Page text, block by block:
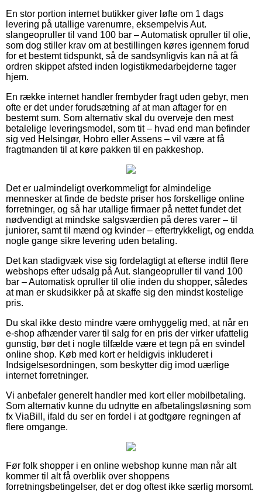
En stor portion internet butikker giver løfte om 1 dags
levering på utallige varenumre, eksempelvis Aut.
slangeopruller til vand 100 bar – Automatisk opruller til olie,
som dog stiller krav om at bestillingen køres igennem forud
for et bestemt tidspunkt, så de sandsynligvis kan nå at få
ordren skippet afsted inden logistikmedarbejderne tager
hjem.
En række internet handler frembyder fragt uden gebyr, men
ofte er det under forudsætning af at man aftager for en
bestemt sum. Som alternativ skal du overveje den mest
betalelige leveringsmodel, som tit – hvad end man befinder
sig ved Helsingør, Hobro eller Assens – vil være at få
fragtmanden til at køre pakken til en pakkeshop.
Det er ualmindeligt overkommeligt for almindelige
mennesker at finde de bedste priser hos forskellige online
forretninger, og så har utallige firmaer på nettet fundet det
nødvendigt at mindske salgsværdien på deres varer – til
juniorer, samt til mænd og kvinder – eftertrykkeligt, og endda
nogle gange sikre levering uden betaling.
Det kan stadigvæk vise sig fordelagtigt at efterse indtil flere
webshops efter udsalg på Aut. slangeopruller til vand 100
bar – Automatisk opruller til olie inden du shopper, således
at man er skudsikker på at skaffe sig den mindst kostelige
pris.
Du skal ikke desto mindre være omhyggelig med, at når en
e-shop afhænder varer til salg for en pris der virker ufattelig
gunstig, bør det i nogle tilfælde være et tegn på en svindel
online shop. Køb med kort er heldigvis inkluderet i
Indsigelsesordningen, som beskytter dig imod uærlige
internet forretninger.
Vi anbefaler generelt handler med kort eller mobilbetaling.
Som alternativ kunne du udnytte en afbetalingsløsning som
fx ViaBill, ifald du ser en fordel i at godtgøre regningen af
flere omgange.
Før folk shopper i en online webshop kunne man når alt
kommer til alt få overblik over shoppens
forretningsbetingelser, det er dog oftest ikke særlig morsomt.